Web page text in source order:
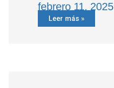
febrero 11, 2025
Leer más »